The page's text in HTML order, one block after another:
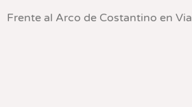
Frente al Arco de Costantino en